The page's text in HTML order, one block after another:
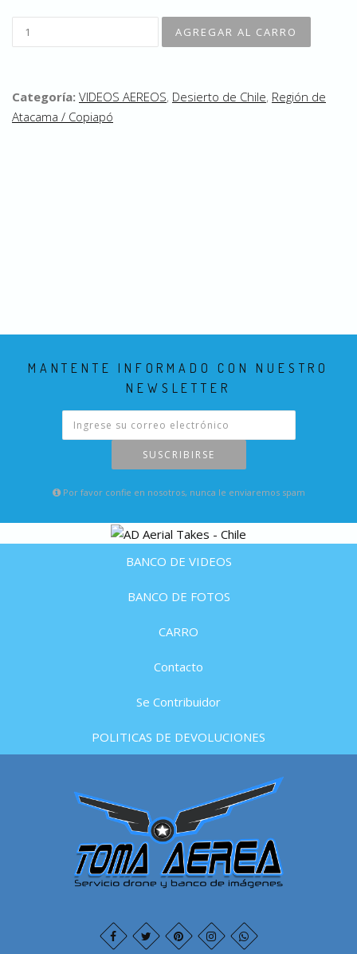
Categoría: VIDEOS AEREOS, Desierto de Chile, Región de
Atacama / Copiapó
MANTENTE INFORMADO CON NUESTRO
NEWSLETTER
SUSCRIBIRSE
Por favor confie en nosotros, nunca le enviaremos spam
BANCO DE VIDEOS
BANCO DE FOTOS
CARRO
Contacto
Se Contribuidor
POLITICAS DE DEVOLUCIONES